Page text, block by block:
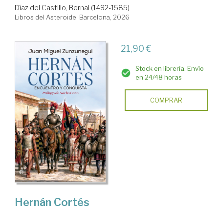
Díaz del Castillo, Bernal (1492-1585)
Libros del Asteroide. Barcelona, 2026
21,90 €
Stock en librería. Envío
en 24/48 horas
COMPRAR
Hernán Cortés